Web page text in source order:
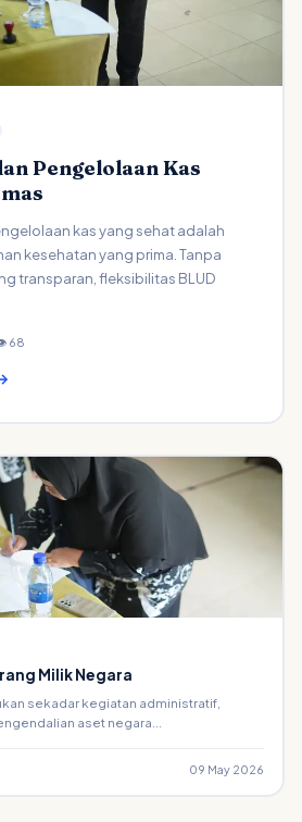
Pengelolaan Kas
kas yang sehat adalah
kesehatan yang prima. Tanpa
transparan, fleksibilitas BLUD
68
Milik Negara
sekadar kegiatan administratif,
aset negara...
09 May 2026